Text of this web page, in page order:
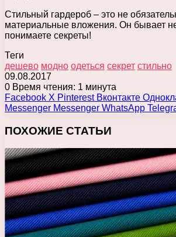
Стильный гардероб – это не
материальные вложения. Он бывает
понимаете секреты!
Теги
дешево модно одеться секрет стильно
09.08.2017
0 Время чтения: 1 минута
Facebook X Pinterest Вконтакте
Messenger Messenger WhatsApp
ПОХОЖИЕ СТАТЬИ